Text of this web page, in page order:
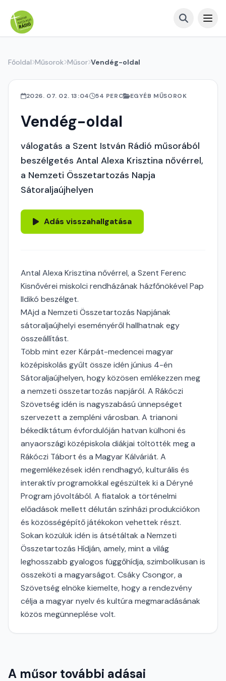
Főoldal Műsorok Műsor Vendég-oldal
2026. 07. 02. 13:04 54 PERC EGYÉB MŰSOROK
Vendég-oldal
válogatás a Szent István Rádió műsorából
beszélgetés Antal Alexa Krisztina nővérrel,
a Nemzeti Összetartozás Napja
Sátoraljaújhelyen
Adás visszahallgatása
Antal Alexa Krisztina nővérrel, a Szent Ferenc
Kisnővérei miskolci rendházának házfőnökével Pap
Ildikó beszélget.
MAjd a Nemzeti Összetartozás Napjának
sátoraljaújhelyi eseményéről hallhatnak egy
összeállítást.
Több mint ezer Kárpát-medencei magyar
középiskolás gyűlt össze idén június 4-én
Sátoraljaújhelyen, hogy közösen emlékezzen meg
a nemzeti összetartozás napjáról. A Rákóczi
Szövetség idén is nagyszabású ünnepséget
szervezett a zempléni városban. A trianoni
békediktátum évfordulóján hatvan külhoni és
anyaországi középiskola diákjai töltötték meg a
Rákóczi Tábort és a Magyar Kálváriát. A
megemlékezések idén rendhagyó, kulturális és
interaktív programokkal egészültek ki a Déryné
Program jóvoltából. A fiatalok a történelmi
előadások mellett délután színházi produkciókon
és közösségépítő játékokon vehettek részt.
Sokan közülük idén is átsétáltak a Nemzeti
Összetartozás Hídján, amely, mint a világ
leghosszabb gyalogos függőhídja, szimbolikusan is
összeköti a magyarságot. Csáky Csongor, a
Szövetség elnöke kiemelte, hogy a rendezvény
célja a magyar nyelv és kultúra megmaradásának
közös megünneplése volt.
A műsor további adásai